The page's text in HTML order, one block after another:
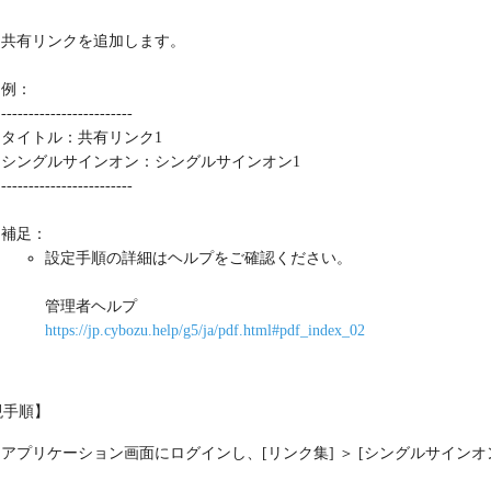
共有リンクを追加します。
例：
------------------------
タイトル：共有リンク1
シングルサインオン：シングルサインオン1
------------------------
補足：
設定手順の詳細はヘルプをご確認ください。
管理者ヘルプ
https://jp.cybozu.help/g5/ja/pdf.html#pdf_index_02
順】
アプリケーション画面にログインし、[リンク集] ＞ [シングルサインオ